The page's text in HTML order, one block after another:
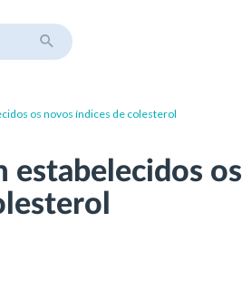
os novos índices de colesterol
estabelecidos os